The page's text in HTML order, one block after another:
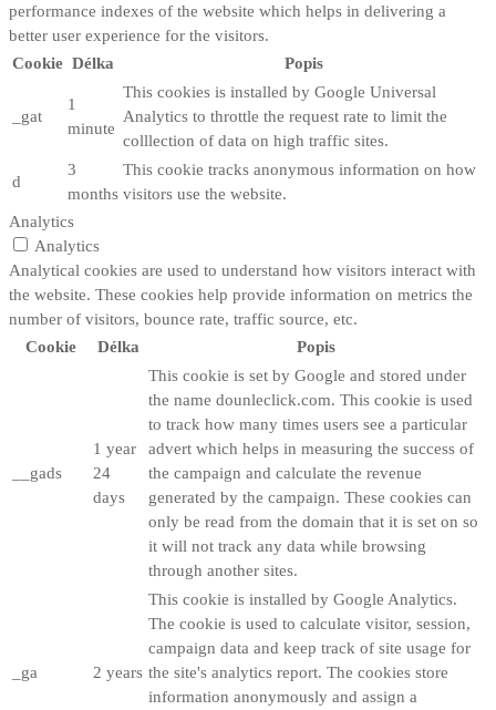
performance indexes of the website which helps in delivering a
better user experience for the visitors.
Cookie Délka Popis
_gat
1
minute
This cookies is installed by Google Universal
Analytics to throttle the request rate to limit the
colllection of data on high traffic sites.
d
3
months
This cookie tracks anonymous information on how
visitors use the website.
Analytics
Analytics
Analytical cookies are used to understand how visitors interact with
the website. These cookies help provide information on metrics the
number of visitors, bounce rate, traffic source, etc.
Cookie
Délka Popis
__gads
1 year
24
days
This cookie is set by Google and stored under
the name dounleclick.com. This cookie is used
to track how many times users see a particular
advert which helps in measuring the success of
the campaign and calculate the revenue
generated by the campaign. These cookies can
only be read from the domain that it is set on so
it will not track any data while browsing
through another sites.
_ga 2 years
This cookie is installed by Google Analytics.
The cookie is used to calculate visitor, session,
campaign data and keep track of site usage for
the site's analytics report. The cookies store
information anonymously and assign a